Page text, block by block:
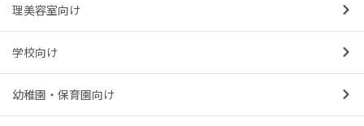
理美容室向け
学校向け
幼稚園・保育園向け